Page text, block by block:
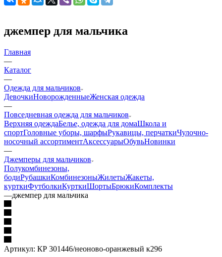
джемпер для мальчика
Главная
—
Каталог
—
Одежда для мальчиков
ДевочкиНоворожденныеЖенская одежда
—
Повседневная одежда для мальчиков
Верхняя одеждаБелье, одежда для домаШкола и
спортГоловные уборы, шарфыРукавицы, перчаткиЧулочно-
носочный ассортиментАксессуарыОбувьНовинки
—
Джемперы для мальчиков
Полукомбинезоны,
бодиРубашкиКомбинезоныЖилетыЖакеты,
курткиФутболкиКурткиШортыБрюкиКомплекты
—джемпер для мальчика
Артикул: КР 301446/неоново-оранжевый к296